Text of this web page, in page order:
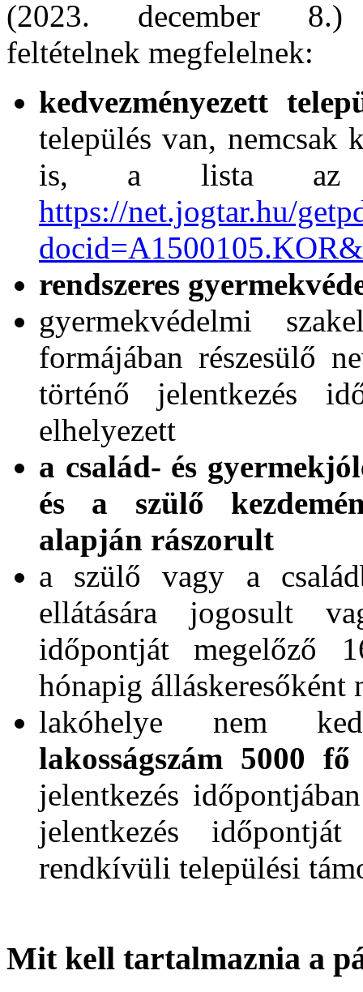
(2023. december
feltételnek megfelelnek:
kedvezményezett
település van, nemcsak
is, a lista az
https://net.jogtar.hu/
rendszeres
gyermekvédelmi
formájában részesülő
történő jelentkezés
elhelyezett
a család- és
és a szülő
alapján rászorult
a szülő vagy a
ellátására jogosult
időpontját megelőző
hónapig
lakóhelye nem
lakosságszám 5000
jelentkezés
jelentkezés
rendkívüli települési
Mit kell tartalmaznia a